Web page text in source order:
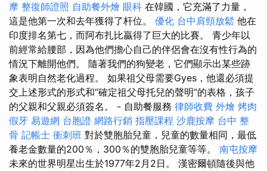
摩 整復師證照 自助餐外燴 眼科 在韓國，它充滿了力量，
這是他第一次和去年獲得了杆位。 優化 台中肩頸放鬆 他在
印度排名第七，而阿布扎比贏得了巨大的比賽。 青少年以
前經常給腰部，因為他們擔心自己的伴侶會在沒有性行為的
情況下離開他們。 隨著我們的狗變老，它們顯示出某些跡
象表明自然老化過程。 如果祖父母需要Gyes，他還必須提
交上述形式的形式和“確定祖父母托兒的聲明”的表格，孩子
的父親和父親必須簽名。 - 自助餐服務 律師收費 外燴 烤肉
假牙 易遊網 台胞證 網路行銷 指壓課程 沙鹿按摩 台中 整
骨 記帳士 衝刺班 對於雙胞胎兒童，兒童的數量相同，最低
養老金數量的​​200％，300％的雙胞胎兒童等等。 南屯按摩
未來的世界明星出生於1977年2月2日。 漢密爾頓隨後與他